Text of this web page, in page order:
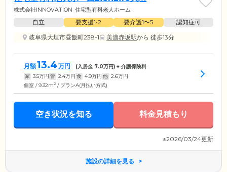
株式会社INNOVATION 住宅型有料老人ホーム
自立 要支援1•2 要介護1〜5
認知症可
岐阜県大垣市昼飯町238-1
美濃赤坂駅から 徒歩13分
月額13.4 万円 (入居金 7.0万円) + 介護保険料
家 3.5万円 管 2.4万円 食 4.9万円 他 2.6万円
個室 / 9.32m2 / プランA(月払い方式)
空き状況を知る 料金見積もり
※2026/03/24更新
施設の詳細を見る